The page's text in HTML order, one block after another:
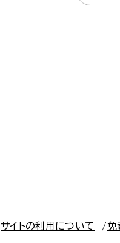
サイトの利用について 免